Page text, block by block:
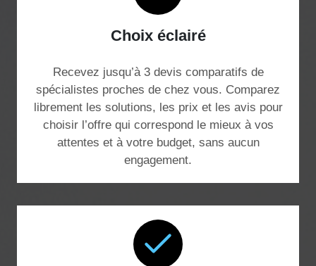
Choix éclairé
Recevez jusqu’à 3 devis comparatifs de
spécialistes proches de chez vous. Comparez
librement les solutions, les prix et les avis pour
choisir l’offre qui correspond le mieux à vos
attentes et à votre budget, sans aucun
engagement.